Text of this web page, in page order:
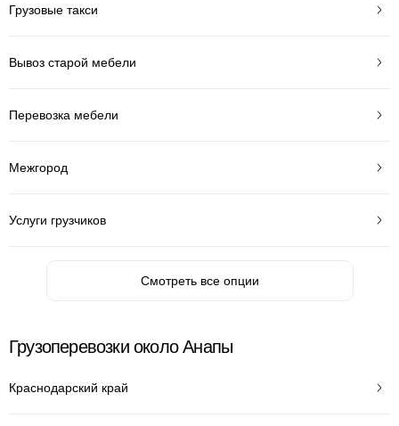
Грузовые такси
Вывоз старой мебели
Перевозка мебели
Межгород
Услуги грузчиков
Смотреть все опции
Грузоперевозки около Анапы
Краснодарский край